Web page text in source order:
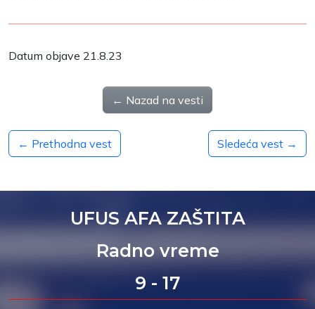
Datum objave 21.8.23
← Nazad na vesti
← Prethodna vest Sledeća vest →
UFUS AFA ZAŠTITA
Radno vreme
9 - 17